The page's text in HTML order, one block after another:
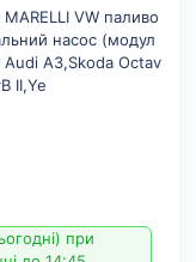
MARELLI VW паливо
насос (модул
Audi A3,Skoda Octav
II,Ye
при